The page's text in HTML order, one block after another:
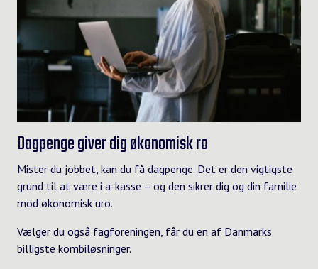
Dagpenge giver dig økonomisk ro
Mister du jobbet, kan du få dagpenge. Det er den vigtigste
grund til at være i a-kasse – og den sikrer dig og din familie
mod økonomisk uro.
Vælger du også fagforeningen, får du en af Danmarks
billigste kombiløsninger.